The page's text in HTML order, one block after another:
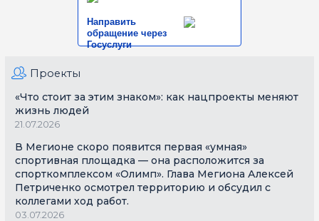
Направить
обращение через
Госуслуги
Проекты
«Что стоит за этим знаком»: как нацпроекты меняют
жизнь людей
21.07.2026
В Мегионе скоро появится первая «умная»
спортивная площадка — она расположится за
спорткомплексом «Олимп». Глава Мегиона Алексей
Петриченко осмотрел территорию и обсудил с
коллегами ход работ.
03.07.2026